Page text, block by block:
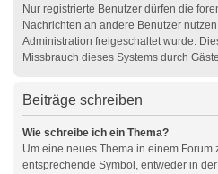
Nur registrierte Benutzer dürfen die
Nachrichten an andere Benutzer
Administration freigeschaltet wurde.
Missbrauch dieses Systems durch
Beiträge schreiben
Wie schreibe ich ein Thema?
Um eine neues Thema in einem Forum
entsprechende Symbol, entweder in